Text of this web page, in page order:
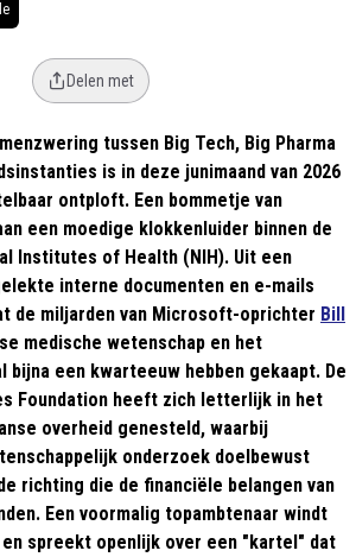
Delen met
tussen Big Tech, Big Pharma
is in deze junimaand van 2026
ontploft. Een bommetje van
een moedige klokkenluider binnen de
Institutes of Health (NIH). Uit een
interne documenten en e-mails
de miljarden van Microsoft-oprichter Bill
medische wetenschap en het
bijna een kwarteeuw hebben gekaapt. De
Foundation heeft zich letterlijk in het
overheid genesteld, waarbij
onderzoek doelbewust
richting die de financiële belangen van
Een voormalig topambtenaar windt
spreekt openlijk over een "kartel" dat